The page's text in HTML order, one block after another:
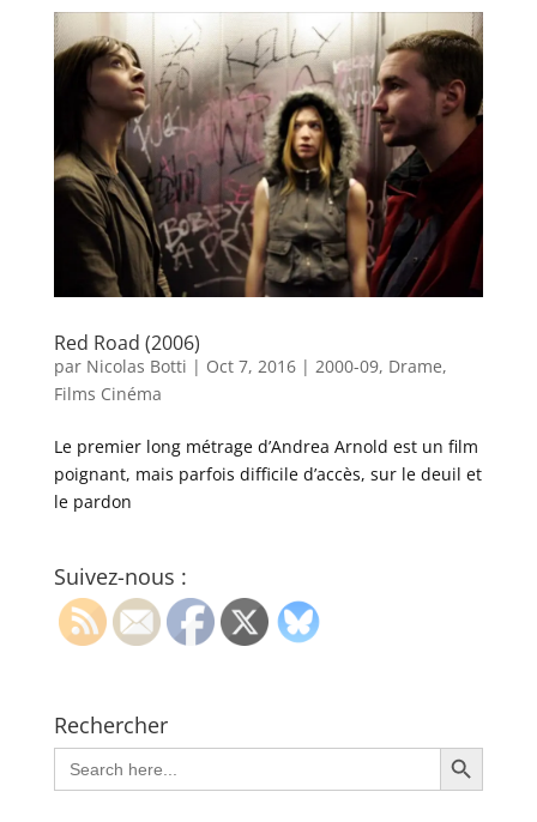
Red Road (2006)
par Nicolas Botti | Oct 7, 2016| 2000-09, Drame,
Films Cinéma
Le premier long métrage d’Andrea Arnold est un film
poignant, mais parfois difficile d’accès, sur le deuil et
le pardon
Suivez-nous :
Rechercher
Search
for:
Search Button